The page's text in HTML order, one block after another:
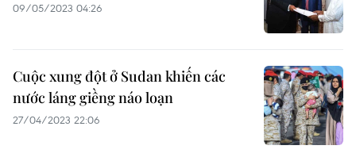
09/05/2023 04:26
Cuộc xung đột ở Sudan khiến các
nước láng giềng náo loạn
27/04/2023 22:06